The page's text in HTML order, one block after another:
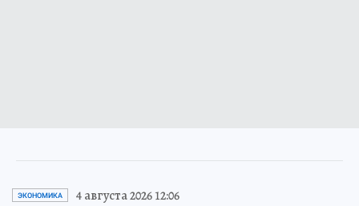
ЭКОНОМИКА 4 августа 2026 12:06